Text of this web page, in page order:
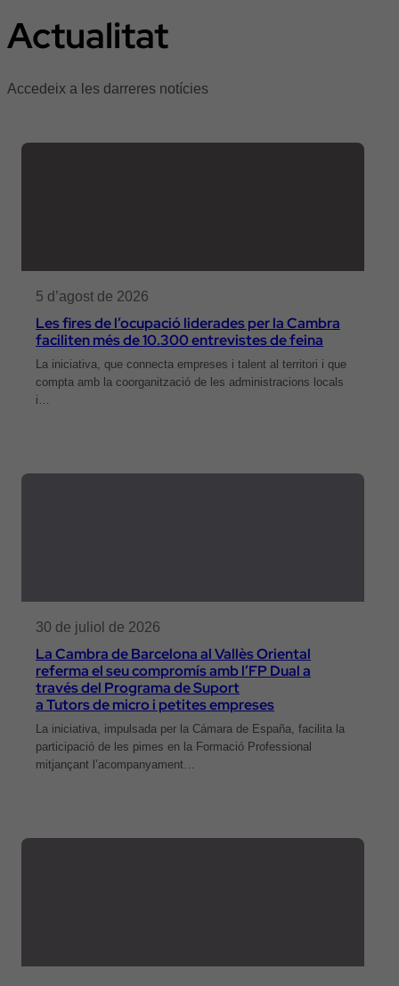
Actualitat
Accedeix a les darreres notícies
5 d’agost de 2026
Les fires de l’ocupació liderades per la Cambra
faciliten més de 10.300 entrevistes de feina
La iniciativa, que connecta empreses i talent al territori i que
compta amb la coorganització de les administracions locals
i…
30 de juliol de 2026
La Cambra de Barcelona al Vallès Oriental
referma el seu compromís amb l’FP Dual a
través del Programa de Suport
a Tutors de micro i petites empreses
La iniciativa, impulsada per la Cámara de España, facilita la
participació de les pimes en la Formació Professional
mitjançant l’acompanyament…